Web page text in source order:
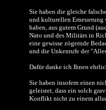
Sie haben die gleiche
und kulturellen Erneuerung
haben, aus gutem Grund
Nato und des Militärs in
eine gewisse zögernde
und die Unkenrufe der
Dafür danke ich Ihnen
Sie haben insofern einen
geleistet, dass ein solch
Konflikt nicht zu einem